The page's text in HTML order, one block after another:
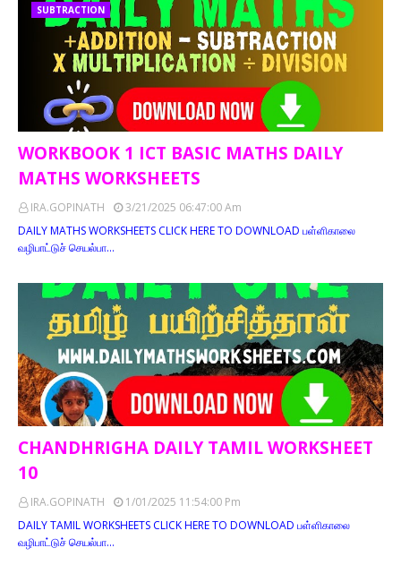
SUBTRACTION
WORKBOOK 1 ICT BASIC MATHS DAILY
MATHS WORKSHEETS
IRA.GOPINATH
3/21/2025 06:47:00 Am
DAILY MATHS WORKSHEETS CLICK HERE TO DOWNLOAD பள்ளிகாலை
வழிபாட்டுச் செயல்பா…
CHANDHRIGHA DAILY TAMIL WORKSHEET
10
IRA.GOPINATH
1/01/2025 11:54:00 Pm
DAILY TAMIL WORKSHEETS CLICK HERE TO DOWNLOAD பள்ளிகாலை
வழிபாட்டுச் செயல்பா…